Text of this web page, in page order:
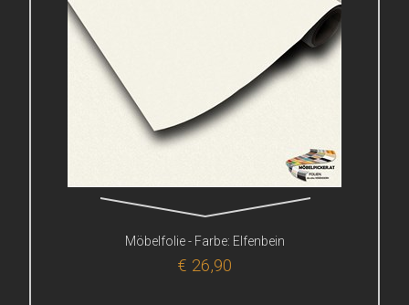
Möbelfolie - Farbe: Elfenbein
€ 26,90